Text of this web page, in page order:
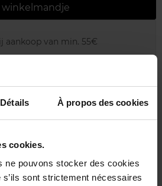
Détails À propos des cookies
cookies.
ne pouvons stocker des cookies
sont strictement nécessaires
winkelmandje
aankoop van min. 55€
winkelpunt